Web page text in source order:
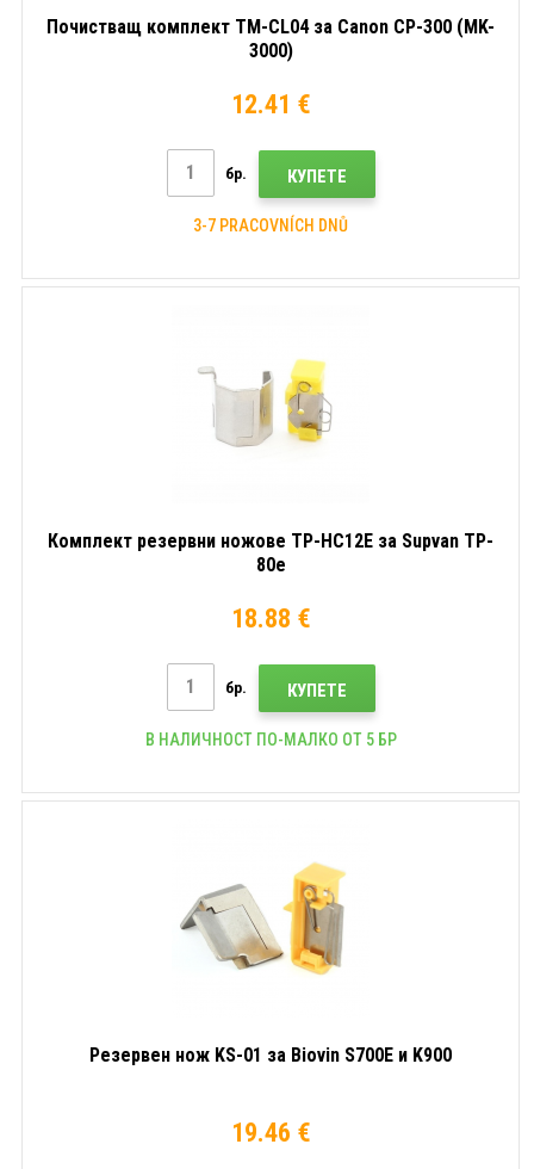
Почистващ комплект TM-CL04 за Canon CP-300 (MK-
3000)
12.41 €
бр. КУПЕТЕ
3-7 PRACOVNÍCH DNŮ
Комплект резервни ножове TP-HC12E за Supvan TP-
80e
18.88 €
бр. КУПЕТЕ
В НАЛИЧНОСТ ПО-МАЛКО ОТ 5 БР
Резервен нож KS-01 за Biovin S700E и K900
19.46 €